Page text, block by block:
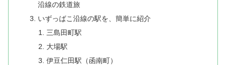
沿線の鉄道旅
いずっばこ沿線の駅を、簡単に紹介
三島田町駅
大場駅
伊豆仁田駅（函南町）